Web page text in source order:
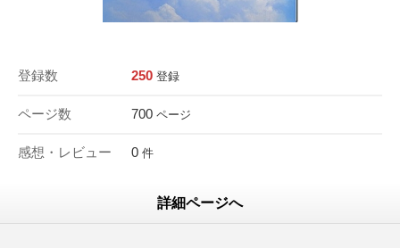
登録数 250 登録
ページ数 700 ページ
感想・レビュー 0 件
詳細ページへ